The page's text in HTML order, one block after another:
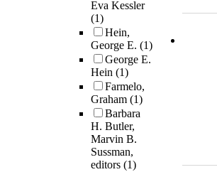
Eva Kessler
(1)
Hein,
George E. (1)
George E.
Hein (1)
Farmelo,
Graham (1)
Barbara
H. Butler,
Marvin B.
Sussman,
editors (1)